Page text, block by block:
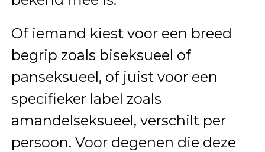
Of iemand kiest voor een breed
begrip zoals biseksueel of
panseksueel, of juist voor een
specifieker label zoals
amandelseksueel, verschilt per
persoon. Voor degenen die deze